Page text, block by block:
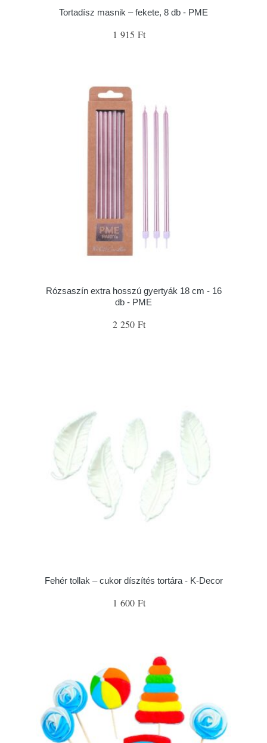
Tortadísz masnik – fekete, 8 db - PME
1 915 Ft
Rózsaszín extra hosszú gyertyák 18 cm - 16
db - PME
2 250 Ft
Fehér tollak – cukor díszítés tortára - K-Decor
1 600 Ft